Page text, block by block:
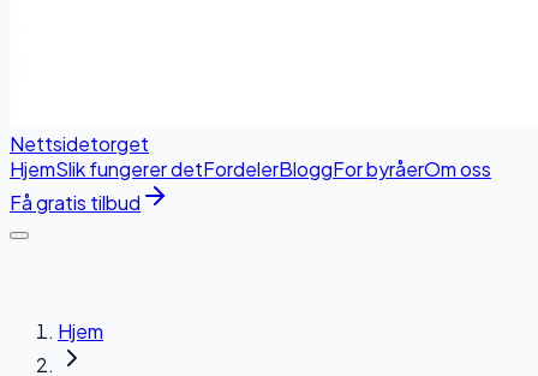
Nettsidetorget
HjemSlik fungerer detFordelerBloggFor byråerOm oss
Få gratis tilbud
Hjem